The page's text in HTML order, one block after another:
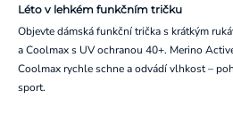
Léto v lehkém funkčním tričku
Objevte dámská funkční trička s krátkým
a Coolmax s UV ochranou 40+. Merino
Coolmax rychle schne a odvádí vlhkost –
sport.